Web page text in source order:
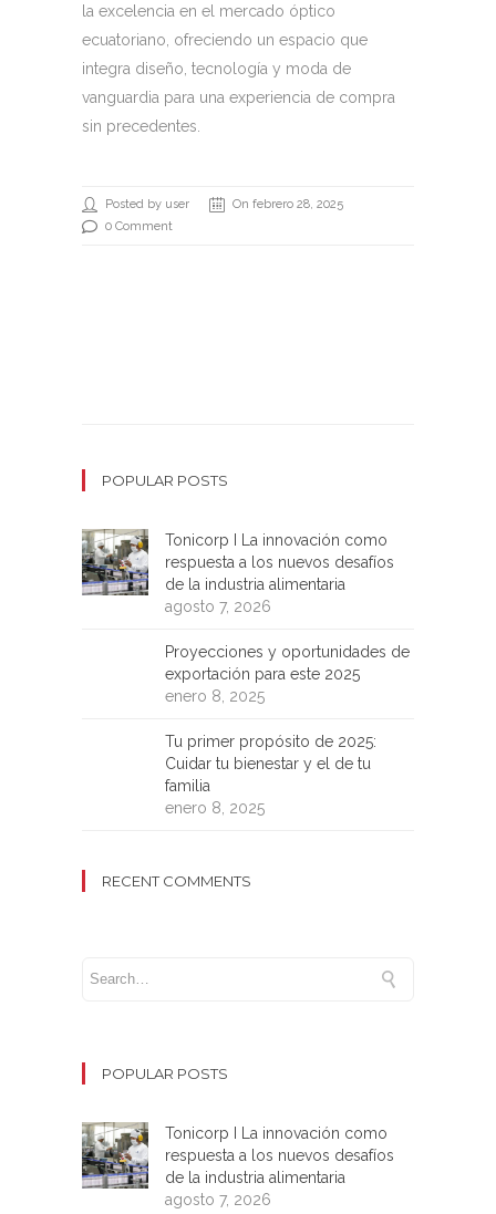
la excelencia en el mercado óptico
ecuatoriano, ofreciendo un espacio que
integra diseño, tecnología y moda de
vanguardia para una experiencia de compra
sin precedentes.
Posted by user
On febrero 28, 2025
0 Comment
POPULAR POSTS
Tonicorp I La innovación como
respuesta a los nuevos desafíos
de la industria alimentaria
agosto 7, 2026
Proyecciones y oportunidades de
exportación para este 2025
enero 8, 2025
Tu primer propósito de 2025:
Cuidar tu bienestar y el de tu
familia
enero 8, 2025
RECENT COMMENTS
POPULAR POSTS
Tonicorp I La innovación como
respuesta a los nuevos desafíos
de la industria alimentaria
agosto 7, 2026